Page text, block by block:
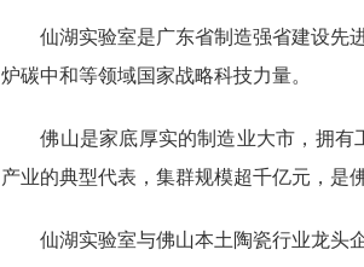
仙湖实验室是广东省制造强省建设先进
炉碳中和等领域国家战略科技力量。
佛山是家底厚实的制造业大市，拥有工
产业的典型代表，集群规模超千亿元，是
仙湖实验室与佛山本土陶瓷行业龙头企